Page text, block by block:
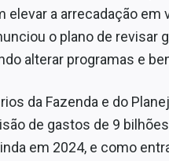
elevar a arrecadação em
o plano de revisar
alterar programas e
da Fazenda e do
de gastos de 9
em 2024, e como